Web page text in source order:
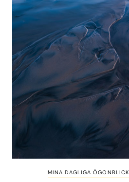
MINA DAGLIGA ÖGONBLICK